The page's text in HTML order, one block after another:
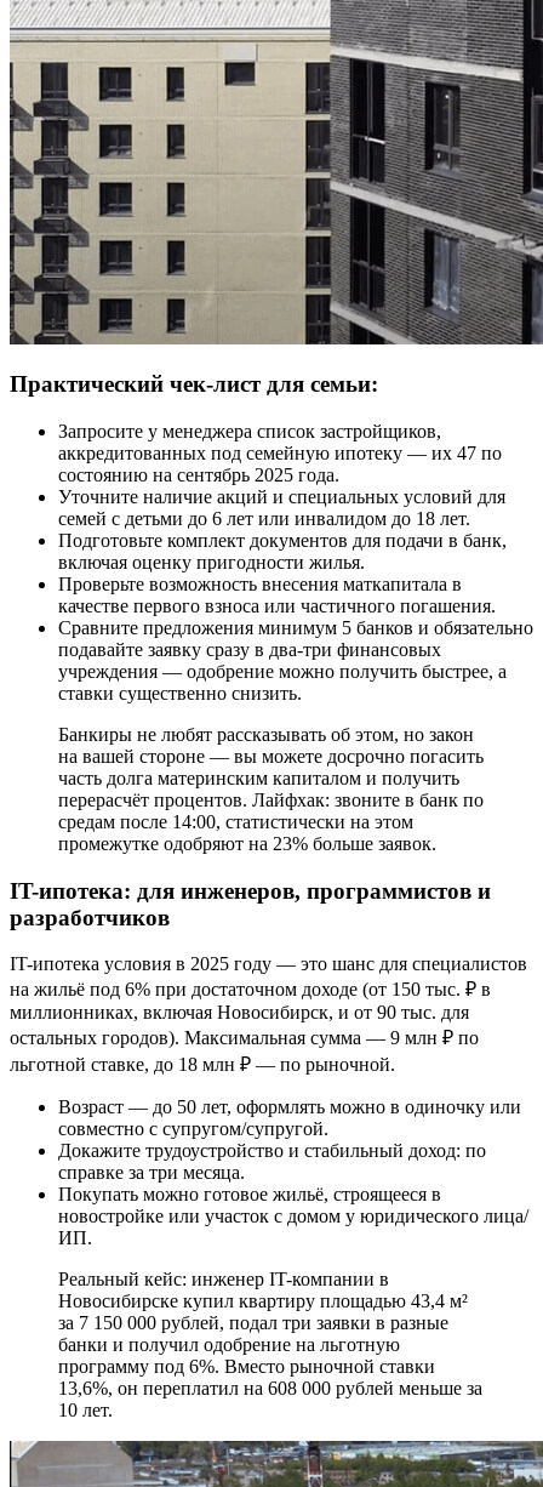
Практический чек-лист для семьи:
Запросите у менеджера список застройщиков,
аккредитованных под семейную ипотеку — их 47 по
состоянию на сентябрь 2025 года.
Уточните наличие акций и специальных условий для
семей с детьми до 6 лет или инвалидом до 18 лет.
Подготовьте комплект документов для подачи в банк,
включая оценку пригодности жилья.
Проверьте возможность внесения маткапитала в
качестве первого взноса или частичного погашения.
Сравните предложения минимум 5 банков и обязательно
подавайте заявку сразу в два-три финансовых
учреждения — одобрение можно получить быстрее, а
ставки существенно снизить.
Банкиры не любят рассказывать об этом, но закон
на вашей стороне — вы можете досрочно погасить
часть долга материнским капиталом и получить
перерасчёт процентов. Лайфхак: звоните в банк по
средам после 14:00, статистически на этом
промежутке одобряют на 23% больше заявок.
IT-ипотека: для инженеров, программистов и
разработчиков
IT-ипотека условия в 2025 году — это шанс для специалистов
на жильё под 6% при достаточном доходе (от 150 тыс. ₽ в
миллионниках, включая Новосибирск, и от 90 тыс. для
остальных городов). Максимальная сумма — 9 млн ₽ по
льготной ставке, до 18 млн ₽ — по рыночной.
Возраст — до 50 лет, оформлять можно в одиночку или
совместно с супругом/супругой.
Докажите трудоустройство и стабильный доход: по
справке за три месяца.
Покупать можно готовое жильё, строящееся в
новостройке или участок с домом у юридического лица/
ИП.
Реальный кейс: инженер IT-компании в
Новосибирске купил квартиру площадью 43,4 м²
за 7 150 000 рублей, подал три заявки в разные
банки и получил одобрение на льготную
программу под 6%. Вместо рыночной ставки
13,6%, он переплатил на 608 000 рублей меньше за
10 лет.